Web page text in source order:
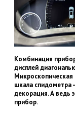
Комбинация
дисплей
Микроскопическая
шкала спидометра
декорация. А ведь
прибор.